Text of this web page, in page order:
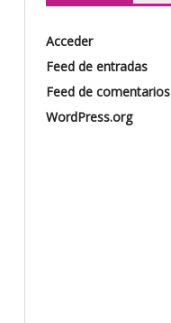
Acceder
Feed de entradas
Feed de comentarios
WordPress.org